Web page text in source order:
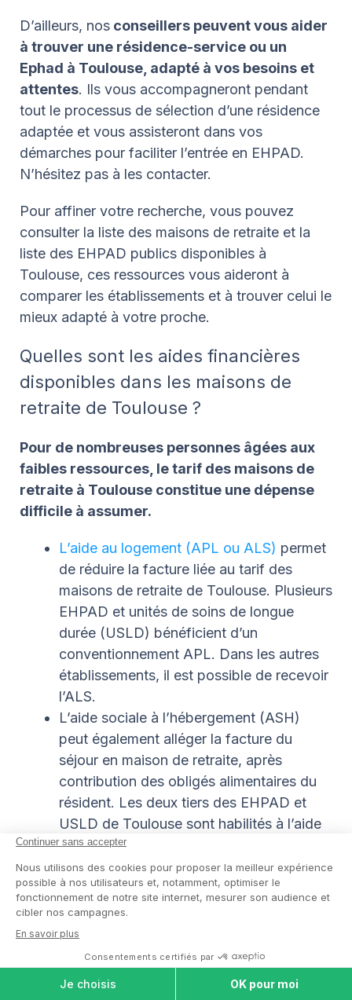
D’ailleurs, nos conseillers peuvent vous aider
à trouver une résidence-service ou un
Ephad à Toulouse, adapté à vos besoins et
attentes. Ils vous accompagneront pendant
tout le processus de sélection d’une résidence
adaptée et vous assisteront dans vos
démarches pour faciliter l’entrée en EHPAD.
N’hésitez pas à les contacter.
Pour affiner votre recherche, vous pouvez
consulter la liste des maisons de retraite et la
liste des EHPAD publics disponibles à
Toulouse, ces ressources vous aideront à
comparer les établissements et à trouver celui le
mieux adapté à votre proche.
Quelles sont les aides financières
disponibles dans les maisons de
retraite de Toulouse ?
Pour de nombreuses personnes âgées aux
faibles ressources, le tarif des maisons de
retraite à Toulouse constitue une dépense
difficile à assumer.
L’aide au logement (APL ou ALS) permet
de réduire la facture liée au tarif des
maisons de retraite de Toulouse. Plusieurs
EHPAD et unités de soins de longue
durée (USLD) bénéficient d’un
conventionnement APL. Dans les autres
établissements, il est possible de recevoir
l’ALS.
L’aide sociale à l’hébergement (ASH)
peut également alléger la facture du
séjour en maison de retraite, après
contribution des obligés alimentaires du
résident. Les deux tiers des EHPAD et
USLD de Toulouse sont habilités à l’aide
sociale.
L’allocation personnalisée d’autonomie
(APA)contribue au financement du tarif
dépendance en EHPAD (l’une des trois
composantes du tarif des hébergements
à Toulouse). Elle est accordée aux
personnes âgées dépendantes.